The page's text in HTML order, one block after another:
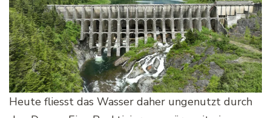
Heute fliesst das Wasser daher ungenutzt durch